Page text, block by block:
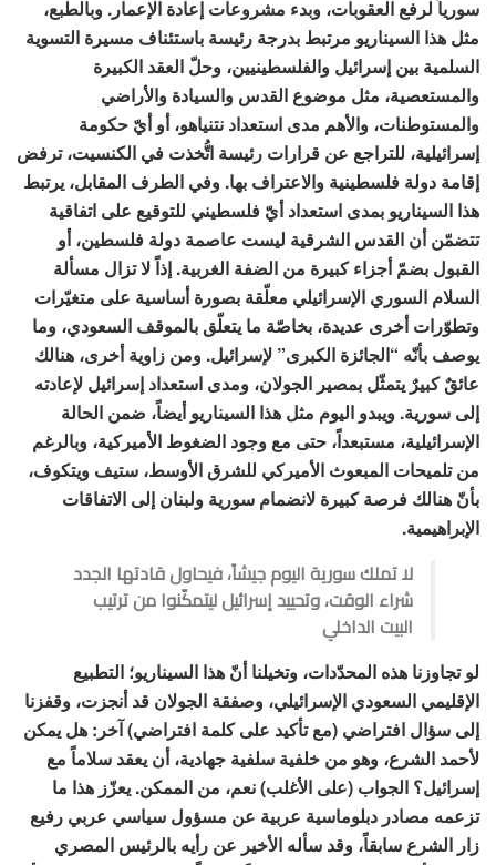
سورياً لرفع العقوبات، وبدء مشروعات إعادة الإعمار. وبالطبع،
مثل هذا السيناريو مرتبط بدرجة رئيسة باستئناف مسيرة التسوية
السلمية بين إسرائيل والفلسطينيين، وحلّ العقد الكبيرة
والمستعصية، مثل موضوع القدس والسيادة والأراضي
والمستوطنات، والأهم مدى استعداد نتنياهو، أو أيّ حكومة
إسرائيلية، للتراجع عن قرارات رئيسة اتُّخذت في الكنسيت، ترفض
إقامة دولة فلسطينية والاعتراف بها. وفي الطرف المقابل، يرتبط
هذا السيناريو بمدى استعداد أيّ فلسطيني للتوقيع على اتفاقية
تتضمّن أن القدس الشرقية ليست عاصمة دولة فلسطين، أو
القبول بضمّ أجزاء كبيرة من الضفة الغربية. إذاً لا تزال مسألة
السلام السوري الإسرائيلي معلّقة بصورة أساسية على متغيّرات
وتطوّرات أخرى عديدة، بخاصّة ما يتعلّق بالموقف السعودي، وما
يوصف بأنّه “الجائزة الكبرى” لإسرائيل. ومن زاوية أخرى، هنالك
عائقٌ كبيرٌ يتمثّل بمصير الجولان، ومدى استعداد إسرائيل لإعادته
إلى سورية. ويبدو اليوم مثل هذا السيناريو أيضاً، ضمن الحالة
الإسرائيلية، مستبعداً، حتى مع وجود الضغوط الأميركية، وبالرغم
من تلميحات المبعوث الأميركي للشرق الأوسط، ستيف ويتكوف،
بأنّ هنالك فرصة كبيرة لانضمام سورية ولبنان إلى الاتفاقات
الإبراهيمية.
لا تملك سورية اليوم جيشاً، فيحاول قادتها الجدد
شراء الوقت، وتحييد إسرائيل ليتمكّنوا من ترتيب
البيت الداخلي
لو تجاوزنا هذه المحدّدات، وتخيلنا أنّ هذا السيناريو؛ التطبيع
الإقليمي السعودي الإسرائيلي، وصفقة الجولان قد أنجزت، وقفزنا
إلى سؤال افتراضي (مع تأكيد على كلمة افتراضي) آخر: هل يمكن
لأحمد الشرع، وهو من خلفية سلفية جهادية، أن يعقد سلاماً مع
إسرائيل؟ الجواب (على الأغلب) نعم، من الممكن. يعزّز هذا ما
تزعمه مصادر دبلوماسية عربية عن مسؤول سياسي عربي رفيع
زار الشرع سابقاً، وقد سأله الأخير عن رأيه بالرئيس المصري